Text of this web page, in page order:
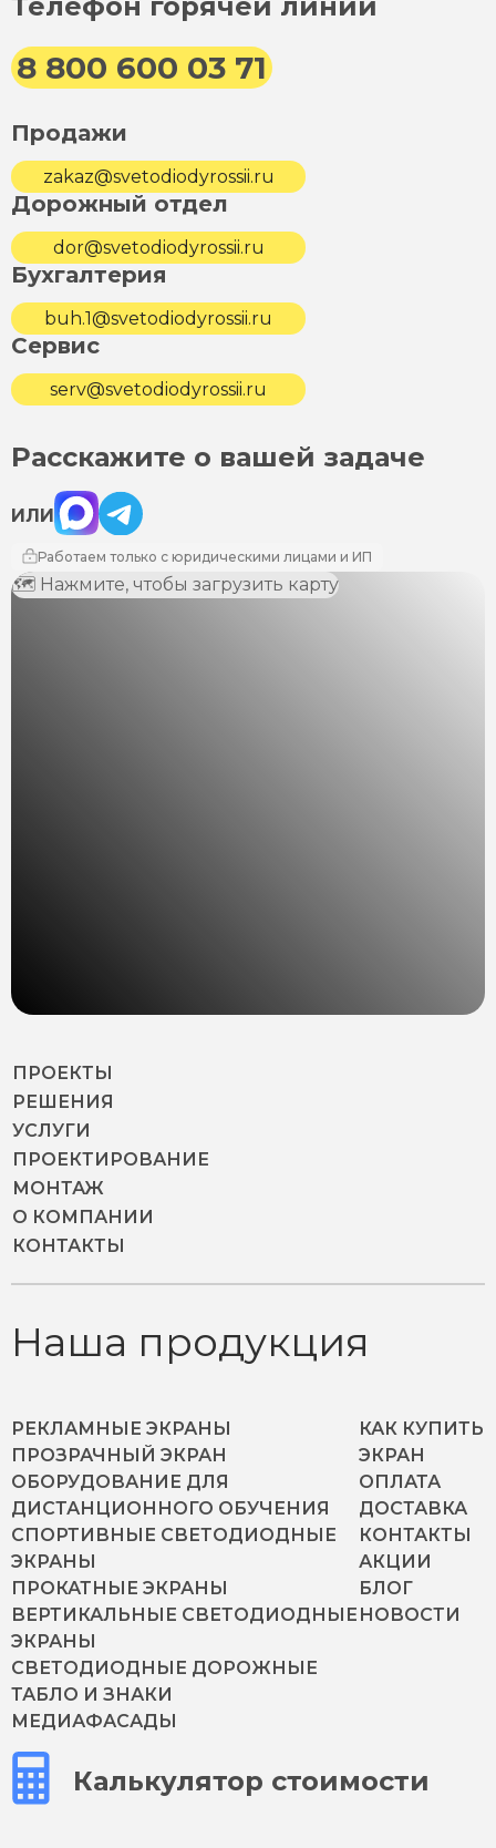
8 800 600 03 71
Продажи
zakaz@svetodiodyrossii.ru
Дорожный отдел
dor@svetodiodyrossii.ru
Бухгалтерия
buh.1@svetodiodyrossii.ru
Сервис
serv@svetodiodyrossii.ru
Расскажите о вашей задаче
ИЛИ
Max Telegram
Работаем только с юридическими лицами и ИП
🗺 Нажмите, чтобы загрузить карту
ПРОЕКТЫ
РЕШЕНИЯ
УСЛУГИ
ПРОЕКТИРОВАНИЕ
МОНТАЖ
О КОМПАНИИ
КОНТАКТЫ
Наша продукция
РЕКЛАМНЫЕ ЭКРАНЫ
ПРОЗРАЧНЫЙ ЭКРАН
ОБОРУДОВАНИЕ ДЛЯ
ДИСТАНЦИОННОГО ОБУЧЕНИЯ
СПОРТИВНЫЕ СВЕТОДИОДНЫЕ
ЭКРАНЫ
ПРОКАТНЫЕ ЭКРАНЫ
ВЕРТИКАЛЬНЫЕ СВЕТОДИОДНЫЕ
ЭКРАНЫ
СВЕТОДИОДНЫЕ ДОРОЖНЫЕ
ТАБЛО И ЗНАКИ
МЕДИАФАСАДЫ
КАК КУПИТЬ
ЭКРАН
ОПЛАТА
ДОСТАВКА
КОНТАКТЫ
АКЦИИ
БЛОГ
НОВОСТИ
Калькулятор стоимости